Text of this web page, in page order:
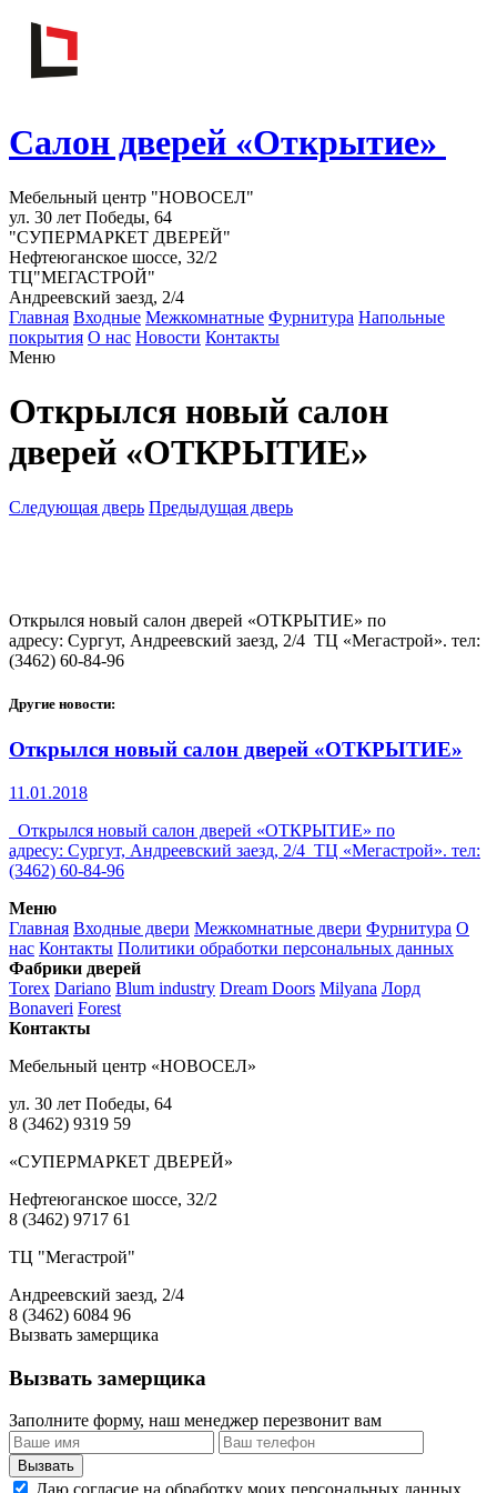
Салон дверей «Открытие»
Мебельный центр "НОВОСЕЛ"
ул. 30 лет Победы, 64
"СУПЕРМАРКЕТ ДВЕРЕЙ"
Нефтеюганское шоссе, 32/2
ТЦ"МЕГАСТРОЙ"
Андреевский заезд, 2/4
Главная Входные Межкомнатные Фурнитура Напольные
покрытия О нас Новости Контакты
Меню
Открылся новый салон
дверей «ОТКРЫТИЕ»
Следующая дверь Предыдущая дверь
Открылся новый салон дверей «ОТКРЫТИЕ» по
адресу: Сургут, Андреевский заезд, 2/4 ТЦ «Мегастрой». тел:
(3462) 60-84-96
Другие новости:
Открылся новый салон дверей «ОТКРЫТИЕ»
11.01.2018
Открылся новый салон дверей «ОТКРЫТИЕ» по
адресу: Сургут, Андреевский заезд, 2/4 ТЦ «Мегастрой». тел:
(3462) 60-84-96
Меню
Главная Входные двери Межкомнатные двери Фурнитура О
нас Контакты Политики обработки персональных данных
Фабрики дверей
Torex Dariano Blum industry Dream Doors Milyana Лорд
Bonaveri Forest
Контакты
Мебельный центр «НОВОСЕЛ»
ул. 30 лет Победы, 64
8 (3462) 9319 59
«СУПЕРМАРКЕТ ДВЕРЕЙ»
Нефтеюганское шоссе, 32/2
8 (3462) 9717 61
ТЦ "Мегастрой"
Андреевский заезд, 2/4
8 (3462) 6084 96
Вызвать замерщика
Вызвать замерщика
Заполните форму, наш менеджер перезвонит вам